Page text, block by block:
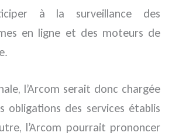
à la surveillance des
en ligne et des moteurs de
l’Arcom serait donc chargée
obligations des services établis
l’Arcom pourrait prononcer